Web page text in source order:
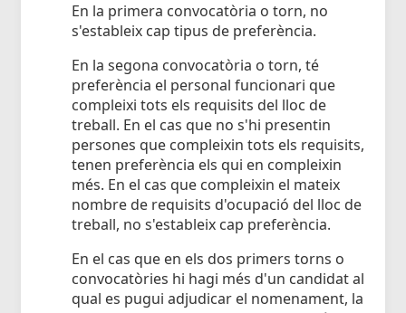
En la primera convocatòria o torn, no
s'estableix cap tipus de preferència.
En la segona convocatòria o torn, té
preferència el personal funcionari que
compleixi tots els requisits del lloc de
treball. En el cas que no s'hi presentin
persones que compleixin tots els requisits,
tenen preferència els qui en compleixin
més. En el cas que compleixin el mateix
nombre de requisits d'ocupació del lloc de
treball, no s'estableix cap preferència.
En el cas que en els dos primers torns o
convocatòries hi hagi més d'un candidat al
qual es pugui adjudicar el nomenament, la